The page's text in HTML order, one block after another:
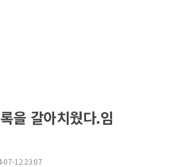
을 갈아치웠다.임
07-12 23:07